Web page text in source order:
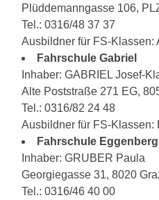
Plüddemanngasse 106,
Tel.: 0316/48 37 37
Ausbildner für FS-Klassen:
Fahrschule Gabriel
Inhaber: GABRIEL Josef-
Alte Poststraße 271 EG,
Tel.: 0316/82 24 48
Ausbildner für FS-Klassen:
Fahrschule Eggenberg
Inhaber: GRUBER Paula
Georgiegasse 31, 8020
Tel.: 0316/46 40 00